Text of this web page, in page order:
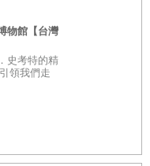
物館【台灣
史考特的精
領我們走